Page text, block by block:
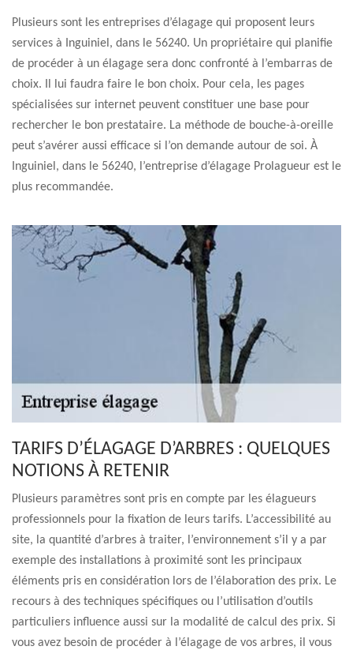
Plusieurs sont les entreprises d’élagage qui proposent leurs
services à Inguiniel, dans le 56240. Un propriétaire qui planifie
de procéder à un élagage sera donc confronté à l’embarras de
choix. Il lui faudra faire le bon choix. Pour cela, les pages
spécialisées sur internet peuvent constituer une base pour
rechercher le bon prestataire. La méthode de bouche-à-oreille
peut s’avérer aussi efficace si l’on demande autour de soi. À
Inguiniel, dans le 56240, l’entreprise d’élagage Prolagueur est le
plus recommandée.
TARIFS D’ÉLAGAGE D’ARBRES : QUELQUES
NOTIONS À RETENIR
Plusieurs paramètres sont pris en compte par les élagueurs
professionnels pour la fixation de leurs tarifs. L’accessibilité au
site, la quantité d’arbres à traiter, l’environnement s’il y a par
exemple des installations à proximité sont les principaux
éléments pris en considération lors de l’élaboration des prix. Le
recours à des techniques spécifiques ou l’utilisation d’outils
particuliers influence aussi sur la modalité de calcul des prix. Si
vous avez besoin de procéder à l’élagage de vos arbres, il vous